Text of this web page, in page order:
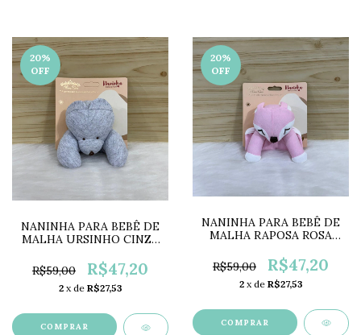
20%
OFF
NANINHA PARA BEBÊ DE
MALHA URSINHO CINZA
R$59,00
R$47,20
2 x de R$27,53
20%
OFF
NANINHA PARA BEBÊ DE
MALHA RAPOSA ROSA
R$59,00
R$47,20
2 x de R$27,53